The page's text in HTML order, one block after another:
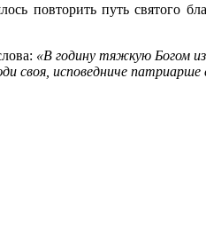
повторить путь святого
«В годину тяжкую Богом
своя, исповедниче